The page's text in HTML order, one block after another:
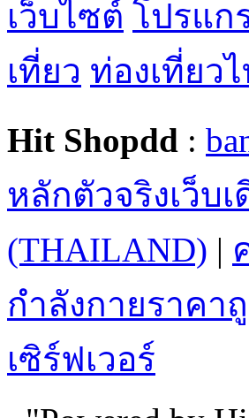
เว็บไซต์ โปรแก
เที่ยว ท่องเที่ยว
Hit Shopdd :
หลักตัวจริงเว็บเ
(THAILAND) |
กำลังกายราคา
เซิร์ฟเวอร์